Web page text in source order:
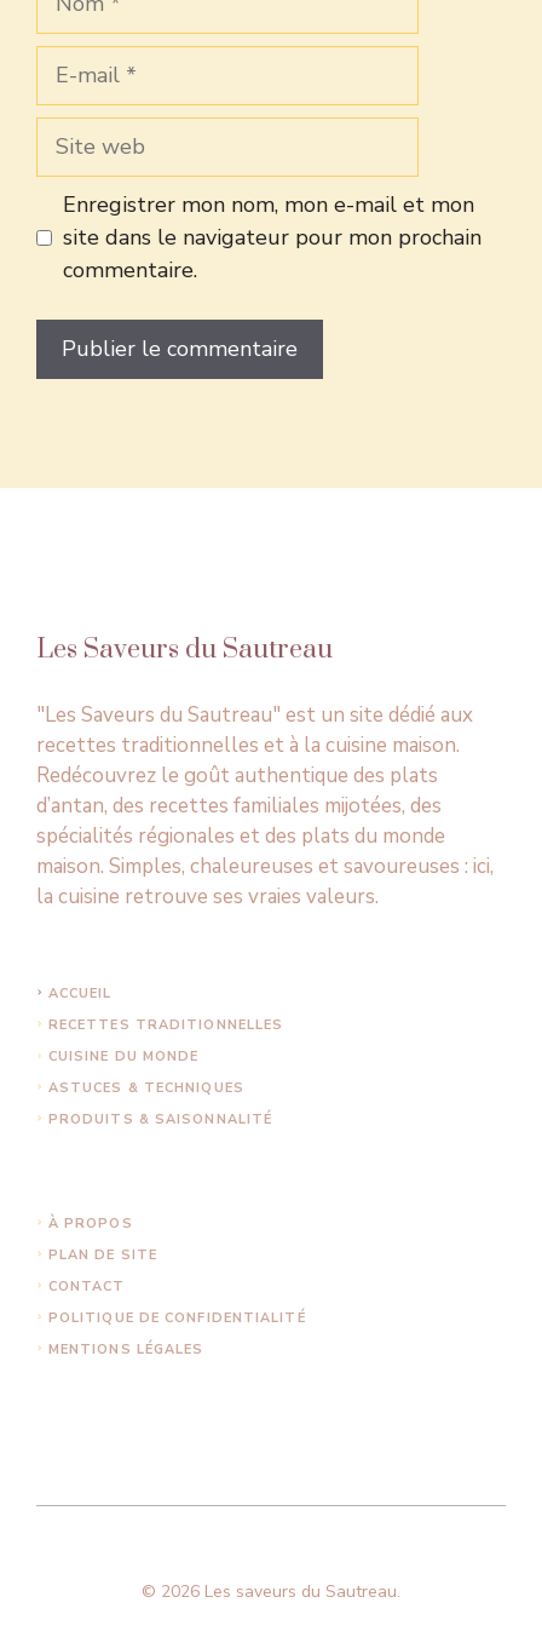
Site
Enregistrer mon nom, mon e-mail et mon
site dans le navigateur pour mon prochain
commentaire.
Les Saveurs du Sautreau
"Les Saveurs du Sautreau" est un site dédié aux
recettes traditionnelles et à la cuisine maison.
Redécouvrez le goût authentique des plats
d’antan, des recettes familiales mijotées, des
spécialités régionales et des plats du monde
maison. Simples, chaleureuses et savoureuses : ici,
la cuisine retrouve ses vraies valeurs.
ACCUEIL
RECETTES TRADITIONNELLES
CUISINE DU MONDE
ASTUCES & TECHNIQUES
PRODUITS & SAISONNALITÉ
À PROPOS
PLAN DE SITE
CONTACT
POLITIQUE DE CONFIDENTIALITÉ
MENTIONS LÉGALES
© 2026 Les saveurs du Sautreau.